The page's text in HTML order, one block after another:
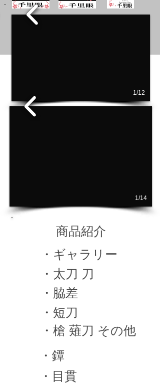
1/12
1/14
商品紹介
・ギャラリー
・太刀 刀
・脇差
・短刀
・槍 薙刀 その他
・鐔
・目貫